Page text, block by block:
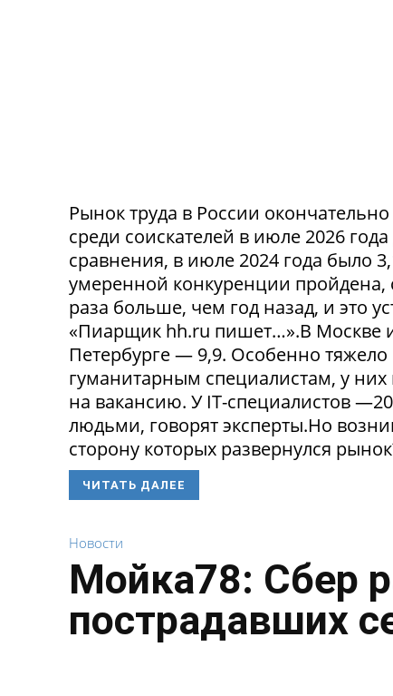
Рынок труда в России
среди соискателей в июле 2026
сравнения, в июле 2024 года было
умеренной конкуренции пройдена,
раза больше, чем год назад, и это
«Пиарщик hh.ru пишет…».В Москве
Петербурге — 9,9. Особенно
гуманитарным специалистам, у
на вакансию. У IT-специалистов
людьми, говорят эксперты.Но
сторону которых развернулся
ЧИТАТЬ ДАЛЕЕ
Новости
Мойка78: Сбер
пострадавших